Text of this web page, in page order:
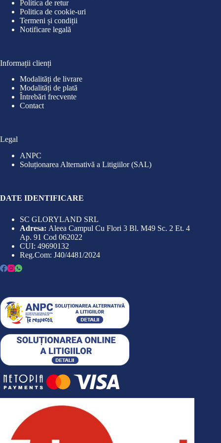
Politica de retur
Politica de cookie-uri
Termeni și condiții
Notificare legală
Informații clienți
Modalități de livrare
Modalități de plată
Întrebări frecvente
Contact
Legal
ANPC
Soluționarea Alternativă a Litigiilor (SAL)
DATE IDENTIFICARE
SC GLORYLAND SRL
Adresa: Aleea Campul Cu Flori 3 Bl. M49 Sc. 2 Et. 4
Ap. 91 Cod 062022
CUI: 49690132
Reg.Com: J40/4481/2024